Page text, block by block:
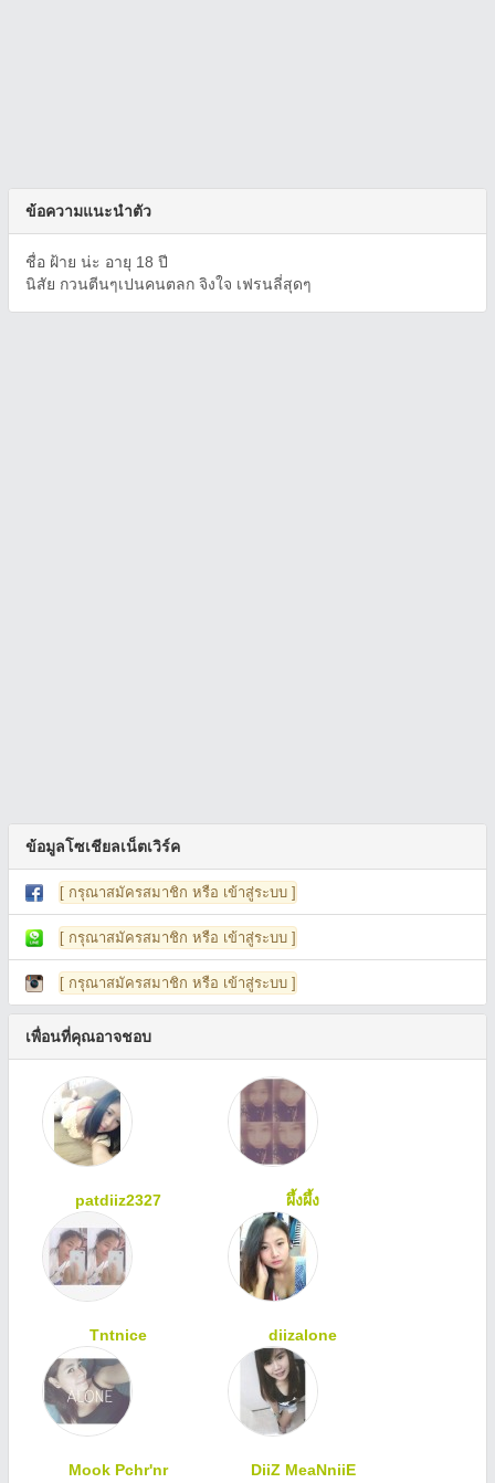
ข้อความแนะนำตัว
ชื่อ ฝ้าย น่ะ อายุ 18 ปี
นิสัย กวนตีนๆเปนคนตลก จิงใจ เฟรนลี่สุดๆ
ข้อมูลโซเชียลเน็ตเวิร์ค
[ กรุณาสมัครสมาชิก หรือ เข้าสู่ระบบ ]
[ กรุณาสมัครสมาชิก หรือ เข้าสู่ระบบ ]
[ กรุณาสมัครสมาชิก หรือ เข้าสู่ระบบ ]
เพื่อนที่คุณอาจชอบ
patdiiz2327 ผึ้งผึ้ง
Tntnice diizalone
Mook Pchr'nr DiiZ MeaNniiE